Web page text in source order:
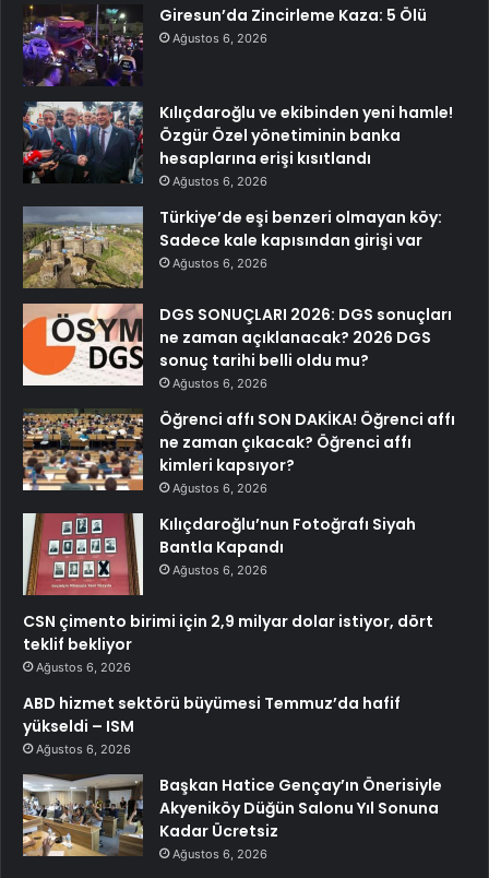
Giresun’da Zincirleme Kaza: 5 Ölü
Ağustos 6, 2026
Kılıçdaroğlu ve ekibinden yeni hamle!
Özgür Özel yönetiminin banka
hesaplarına erişi kısıtlandı
Ağustos 6, 2026
Türkiye’de eşi benzeri olmayan köy:
Sadece kale kapısından girişi var
Ağustos 6, 2026
DGS SONUÇLARI 2026: DGS sonuçları
ne zaman açıklanacak? 2026 DGS
sonuç tarihi belli oldu mu?
Ağustos 6, 2026
Öğrenci affı SON DAKİKA! Öğrenci affı
ne zaman çıkacak? Öğrenci affı
kimleri kapsıyor?
Ağustos 6, 2026
Kılıçdaroğlu’nun Fotoğrafı Siyah
Bantla Kapandı
Ağustos 6, 2026
CSN çimento birimi için 2,9 milyar dolar istiyor, dört
teklif bekliyor
Ağustos 6, 2026
ABD hizmet sektörü büyümesi Temmuz’da hafif
yükseldi – ISM
Ağustos 6, 2026
Başkan Hatice Gençay’ın Önerisiyle
Akyeniköy Düğün Salonu Yıl Sonuna
Kadar Ücretsiz
Ağustos 6, 2026